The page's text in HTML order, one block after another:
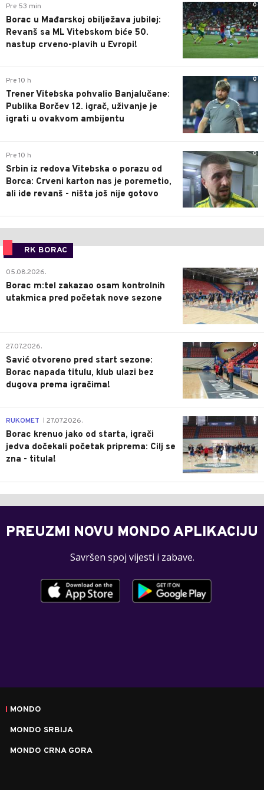
0
Pre 53 min
Borac u Mađarskoj obilježava jubilej:
Revanš sa ML Vitebskom biće 50.
nastup crveno-plavih u Evropi!
0
Pre 10 h
Trener Vitebska pohvalio Banjalučane:
Publika Borčev 12. igrač, uživanje je
igrati u ovakvom ambijentu
0
Pre 10 h
Srbin iz redova Vitebska o porazu od
Borca: Crveni karton nas je poremetio,
ali ide revanš - ništa još nije gotovo
RK BORAC
0
05.08.2026.
Borac m:tel zakazao osam kontrolnih
utakmica pred početak nove sezone
0
27.07.2026.
Savić otvoreno pred start sezone:
Borac napada titulu, klub ulazi bez
dugova prema igračima!
0
RUKOMET 27.07.2026.
Borac krenuo jako od starta, igrači
jedva dočekali početak priprema: Cilj se
zna - titula!
PREUZMI NOVU MONDO APLIKACIJU
Savršen spoj vijesti i zabave.
MONDO
MONDO SRBIJA
MONDO CRNA GORA